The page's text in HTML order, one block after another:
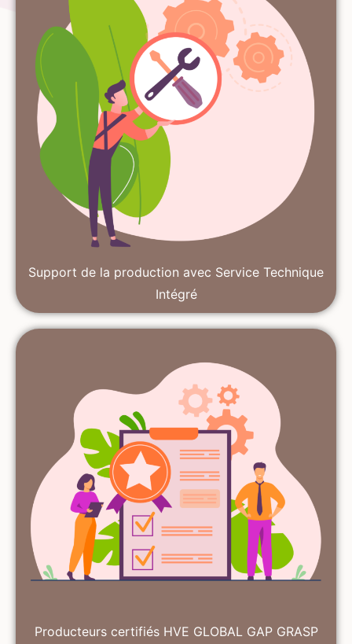
Support de la production avec Service Technique
Intégré
Producteurs certifiés HVE GLOBAL GAP GRASP